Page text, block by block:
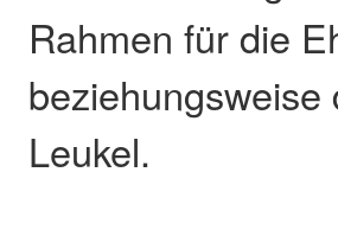
Rahmen für die
Leukel.